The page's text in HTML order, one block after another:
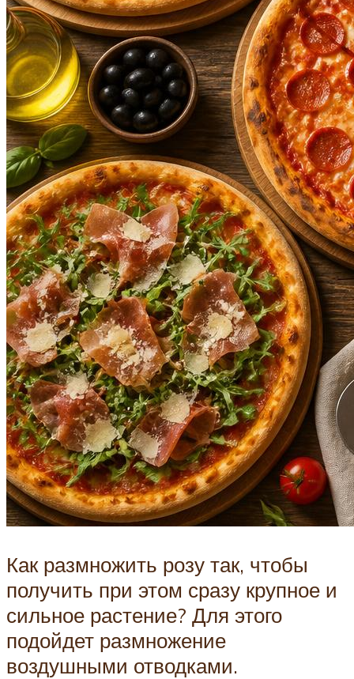
Как размножить розу так, чтобы
получить при этом сразу крупное и
сильное растение? Для этого
подойдет размножение
воздушными отводками.